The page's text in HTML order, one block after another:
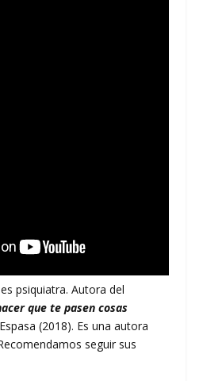
es psiquiatra. Autora del
que te pasen cosas
(2018). Es una autora
seguir sus